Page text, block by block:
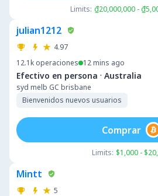
Limits: ₫20,000,000 -
julian1212
4.97
12.1k operaciones 12 mins ago
Efectivo en persona · Australia
syd melb GC brisbane
Bienvenidos nuevos usuarios
Limits: $1,000 -
Comprar
Mintt
5